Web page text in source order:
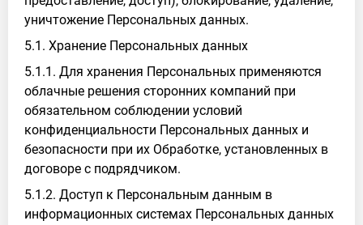
уничтожение Персональных данных.
5.1. Хранение Персональных данных
5.1.1. Для хранения Персональных применяются
облачные решения сторонних компаний при
обязательном соблюдении условий
конфиденциальности Персональных данных и
безопасности при их Обработке, установленных в
договоре с подрядчиком.
5.1.2. Доступ к Персональным данным в
информационных системах Персональных данных